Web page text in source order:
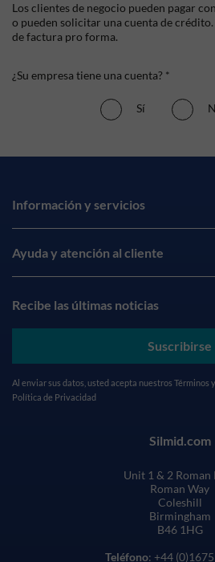
Los clientes de negocio pueden pagar
o pueden solicitar una cuenta de
de factura pro forma.
¿Su empresa tiene una cuenta? *
Sí
Información y servicios
Ayuda y atención al cliente
Recibe las últimas noticias
Suscribirse
Al enviar sus datos, usted acepta nuestros Términos
Política de Privacidad
Silmid.com
Unit 1 & 2 Roman
Roman Way
Coleshill
Birmingham
B46 1HG
Teléfono: +44